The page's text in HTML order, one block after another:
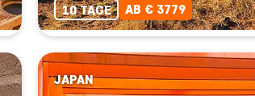
10 TAGE AB € 3779
JAPAN